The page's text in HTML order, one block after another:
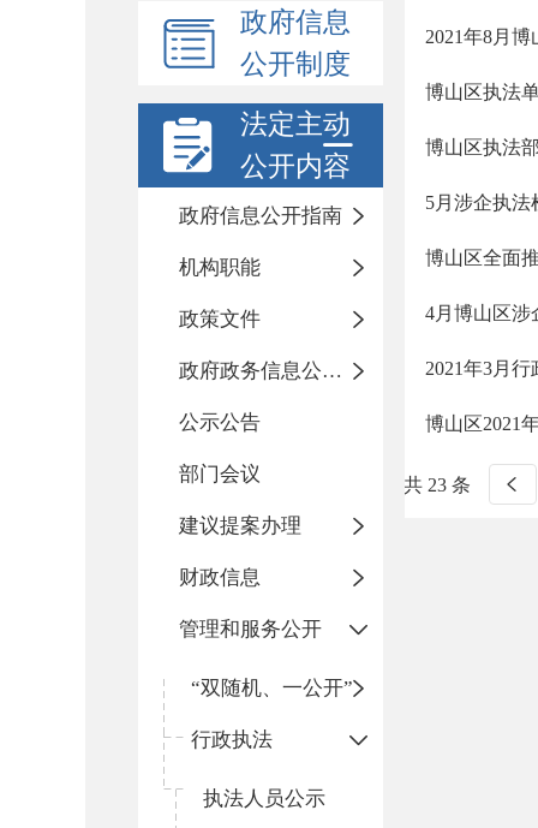
政府信息
公开制度
法定主动
公开内容
政府信息公开指南
机构职能
政策文件
政府政务信息公开目录
公示公告
部门会议
建议提案办理
财政信息
管理和服务公开
“双随机、一公开”
行政执法
执法人员公示
2021年8月
博山区执法
博山区执法
5月涉企执法
博山区全面
4月博山区涉
2021年3月
博山区2021
共 23 条